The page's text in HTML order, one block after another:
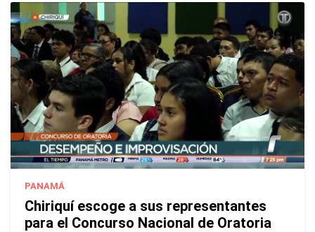
PANAMÁ
Chiriquí escoge a sus representantes
para el Concurso Nacional de Oratoria